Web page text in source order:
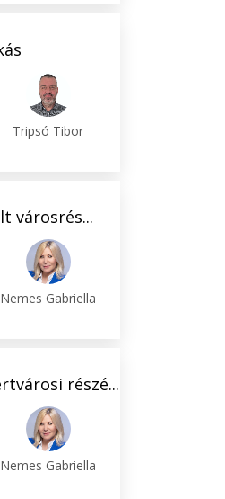
Tripsó Tibor
városrés...
Nemes Gabriella
részé...
Nemes Gabriella